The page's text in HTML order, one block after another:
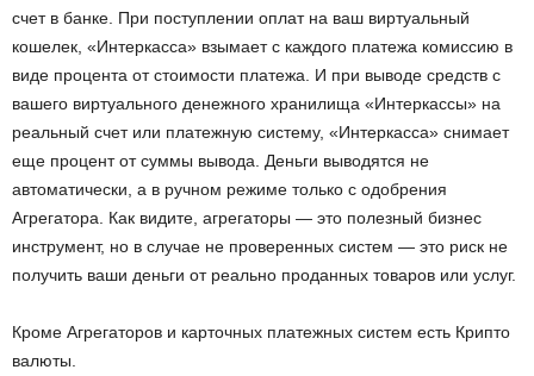
счет в банке. При поступлении оплат на ваш виртуальный
кошелек, «Интеркасса» взымает с каждого платежа комиссию в
виде процента от стоимости платежа. И при выводе средств с
вашего виртуального денежного хранилища «Интеркассы» на
реальный счет или платежную систему, «Интеркасса» снимает
еще процент от суммы вывода. Деньги выводятся не
автоматически, а в ручном режиме только с одобрения
Агрегатора. Как видите, агрегаторы — это полезный бизнес
инструмент, но в случае не проверенных систем — это риск не
получить ваши деньги от реально проданных товаров или услуг.
Кроме Агрегаторов и карточных платежных систем есть Крипто
валюты.